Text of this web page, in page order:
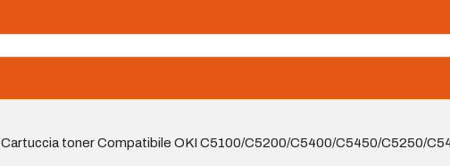
Cartuccia toner Compatibile OKI C5100/C5200/C5400/C5450/C5250/